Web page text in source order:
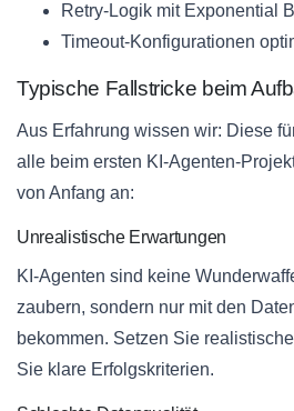
Retry-Logik mit Exponential
Timeout-Konfigurationen
Typische Fallstricke beim
Aus Erfahrung wissen wir: Diese
alle beim ersten KI-Agenten-
von Anfang an:
Unrealistische Erwartungen
KI-Agenten sind keine
zaubern, sondern nur mit den
bekommen. Setzen Sie
Sie klare Erfolgskriterien.